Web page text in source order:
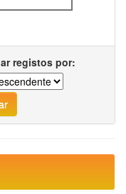
registos por: